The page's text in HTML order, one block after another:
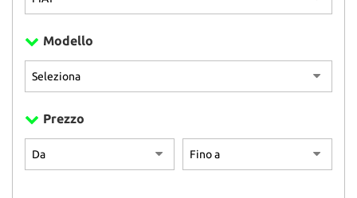
Modello
Prezzo